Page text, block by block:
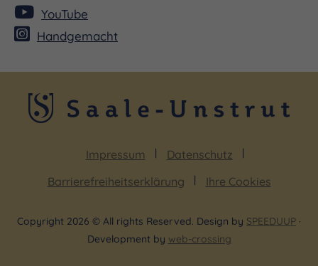
YouTube
Handgemacht
Impressum
Datenschutz
Barrierefreiheitserklärung
Ihre Cookies
Copyright 2026 © All rights Reserved. Design by SPEEDUUP ·
Development by web-crossing